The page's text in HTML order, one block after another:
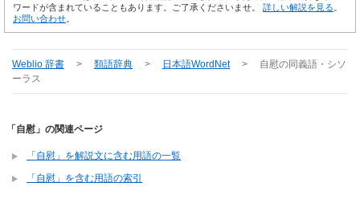
ワードが含まれていることもあります。ご了承くださいませ。 詳しい解説を見る
お問い合わせ
Weblio 辞書 > 類語辞典 > 日本語WordNet > 自慰の同義語・シソ
ーラス
「自慰」の関連ページ
「自慰」を解説文に含む用語の一覧
「自慰」を含む用語の索引